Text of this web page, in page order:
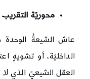
محوريّة
عاش الشيعةُ
الداخليّة، أو تشويهٍ
العقل الشيعيّ الذي